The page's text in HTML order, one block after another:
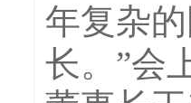
年复杂
长。”会